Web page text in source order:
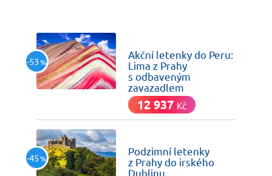
-53%
Akční letenky do Peru:
Lima z Prahy
s odbaveným
zavazadlem
12 937 Kč
-45%
Podzimní letenky
z Prahy do irského
Dublinu